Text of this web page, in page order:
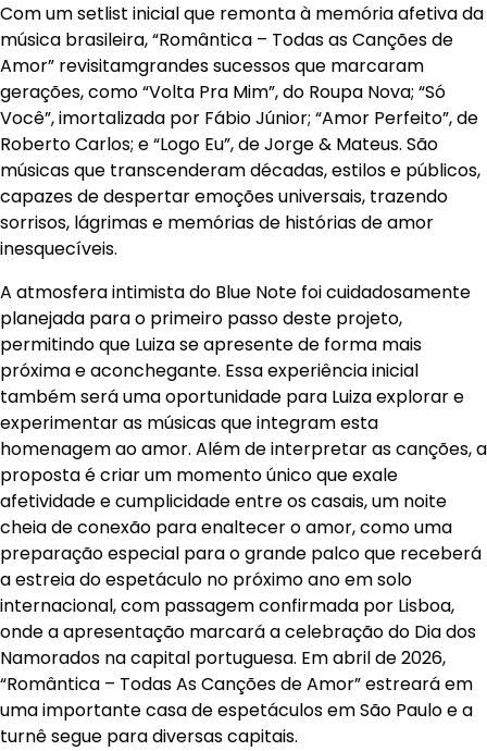
Com um setlist inicial que remonta à memória afetiva da
música brasileira, “Romântica – Todas as Canções de
Amor” revisitamgrandes sucessos que marcaram
gerações, como “Volta Pra Mim”, do Roupa Nova; “Só
Você”, imortalizada por Fábio Júnior; “Amor Perfeito”, de
Roberto Carlos; e “Logo Eu”, de Jorge & Mateus. São
músicas que transcenderam décadas, estilos e públicos,
capazes de despertar emoções universais, trazendo
sorrisos, lágrimas e memórias de histórias de amor
inesquecíveis.
A atmosfera intimista do Blue Note foi cuidadosamente
planejada para o primeiro passo deste projeto,
permitindo que Luiza se apresente de forma mais
próxima e aconchegante. Essa experiência inicial
também será uma oportunidade para Luiza explorar e
experimentar as músicas que integram esta
homenagem ao amor. Além de interpretar as canções, a
proposta é criar um momento único que exale
afetividade e cumplicidade entre os casais, um noite
cheia de conexão para enaltecer o amor, como uma
preparação especial para o grande palco que receberá
a estreia do espetáculo no próximo ano em solo
internacional, com passagem confirmada por Lisboa,
onde a apresentação marcará a celebração do Dia dos
Namorados na capital portuguesa. Em abril de 2026,
“Romântica – Todas As Canções de Amor” estreará em
uma importante casa de espetáculos em São Paulo e a
turnê segue para diversas capitais.